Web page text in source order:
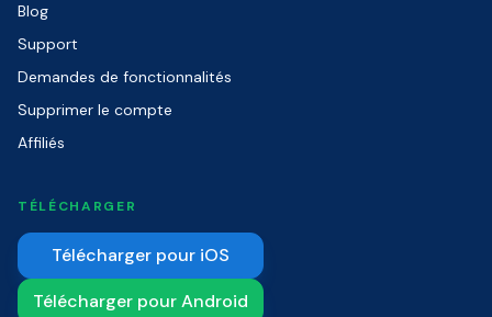
Blog
Support
Demandes de fonctionnalités
Supprimer le compte
Affiliés
TÉLÉCHARGER
Télécharger pour iOS
Télécharger pour Android